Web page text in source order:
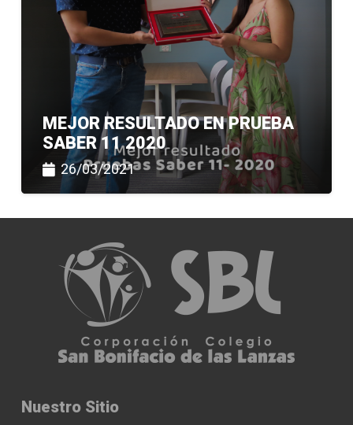
MEJOR RESULTADO EN PRUEBA
SABER 11 2020
26/03/2021
Nuestro Sitio